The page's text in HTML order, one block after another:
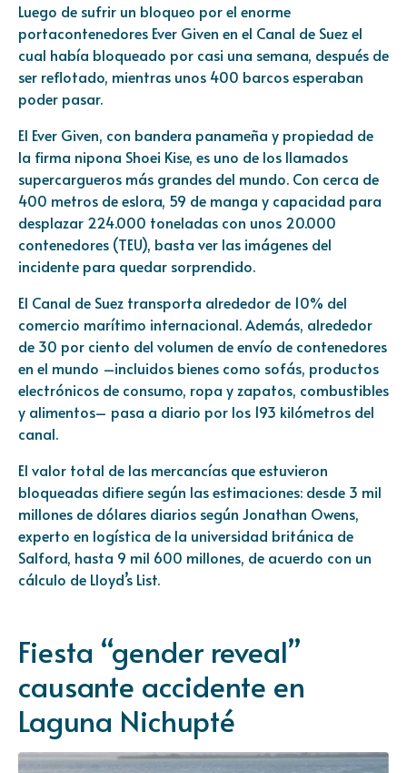
Luego de sufrir un bloqueo por el enorme
portacontenedores Ever Given en el Canal de Suez el
cual había bloqueado por casi una semana, después de
ser reflotado, mientras unos 400 barcos esperaban
poder pasar.
El Ever Given, con bandera panameña y propiedad de
la firma nipona Shoei Kise, es uno de los llamados
supercargueros más grandes del mundo. Con cerca de
400 metros de eslora, 59 de manga y capacidad para
desplazar 224.000 toneladas con unos 20.000
contenedores (TEU), basta ver las imágenes del
incidente para quedar sorprendido.
El Canal de Suez transporta alrededor de 10% del
comercio marítimo internacional. Además, alrededor
de 30 por ciento del volumen de envío de contenedores
en el mundo –incluidos bienes como sofás, productos
electrónicos de consumo, ropa y zapatos, combustibles
y alimentos– pasa a diario por los 193 kilómetros del
canal.
El valor total de las mercancías que estuvieron
bloqueadas difiere según las estimaciones: desde 3 mil
millones de dólares diarios según Jonathan Owens,
experto en logística de la universidad británica de
Salford, hasta 9 mil 600 millones, de acuerdo con un
cálculo de Lloyd’s List.
Fiesta “gender reveal”
causante accidente en
Laguna Nichupté